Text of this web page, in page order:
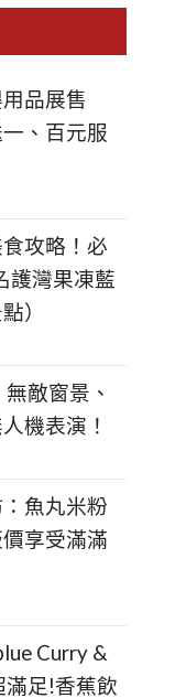
品展售
、百元服
攻略！必
護灣果凍藍
）
敵窗景、
機表演！
魚丸米粉
享受滿滿
Curry &
足!香蕉飲